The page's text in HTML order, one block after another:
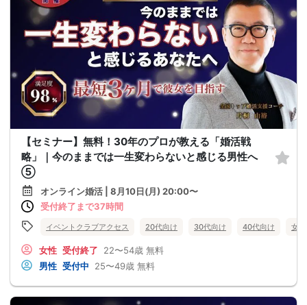
【セミナー】無料！30年のプロが教える「婚活戦
略」｜今のままでは一生変わらないと感じる男性へ
⑤
オンライン婚活 | 8月10日(月) 20:00〜
受付終了まで37時間
イベントクラブアクセス 20代向け 30代向け 40代向け 女
女性 受付終了 22〜54歳 無料
男性 受付中 25〜49歳 無料